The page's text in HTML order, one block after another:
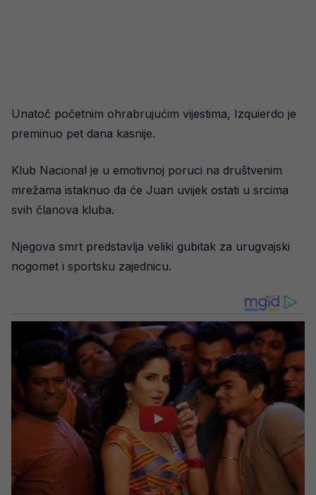
Unatoč početnim ohrabrujućim vijestima, Izquierdo je
preminuo pet dana kasnije.
Klub Nacional je u emotivnoj poruci na društvenim
mrežama istaknuo da će Juan uvijek ostati u srcima
svih članova kluba.
Njegova smrt predstavlja veliki gubitak za urugvajski
nogomet i sportsku zajednicu.